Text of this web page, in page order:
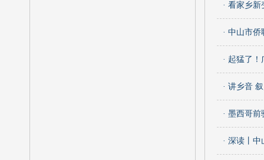
· 看家乡
· 中山市
· 起猛了
· 讲乡音
· 墨西哥
· 深读丨